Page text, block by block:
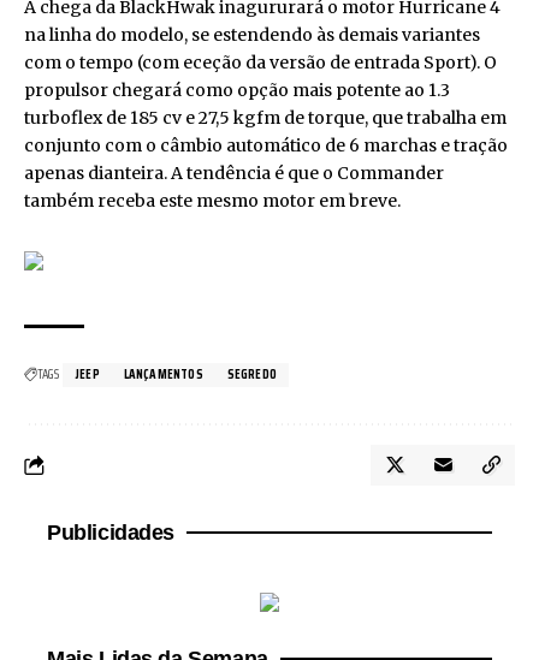
A chega da BlackHwak inagururará o motor Hurricane 4
na linha do modelo, se estendendo às demais variantes
com o tempo (com eceção da versão de entrada Sport). O
propulsor chegará como opção mais potente ao 1.3
turboflex de 185 cv e 27,5 kgfm de torque, que trabalha em
conjunto com o câmbio automático de 6 marchas e tração
apenas dianteira. A tendência é que o Commander
também receba este mesmo motor em breve.
TAGS JEEP LANÇAMENTOS SEGREDO
Publicidades